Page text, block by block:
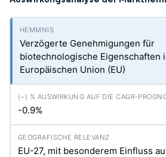
Verzögerte Genehmigungen für
biotechnologische Eigenschaften
Europäischen Union (EU)
-0.9%
EU-27, mit besonderem Einfluss